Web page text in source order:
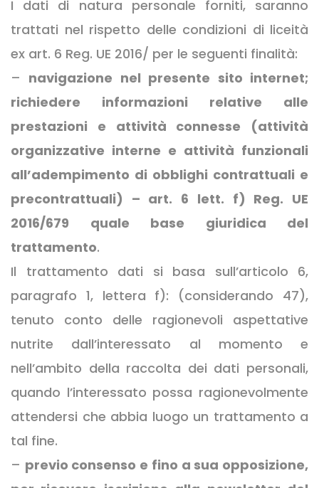
I dati di natura personale forniti, saranno
trattati nel rispetto delle condizioni di liceità
ex art. 6 Reg. UE 2016/ per le seguenti finalità:
– navigazione nel presente sito internet;
richiedere informazioni relative alle
prestazioni e attività connesse (attività
organizzative interne e attività funzionali
all’adempimento di obblighi contrattuali e
precontrattuali) – art. 6 lett. f) Reg. UE
2016/679 quale base giuridica del
trattamento.
Il trattamento dati si basa sull’articolo 6,
paragrafo 1, lettera f): (considerando 47),
tenuto conto delle ragionevoli aspettative
nutrite dall’interessato al momento e
nell’ambito della raccolta dei dati personali,
quando l’interessato possa ragionevolmente
attendersi che abbia luogo un trattamento a
tal fine.
– previo consenso e fino a sua opposizione,